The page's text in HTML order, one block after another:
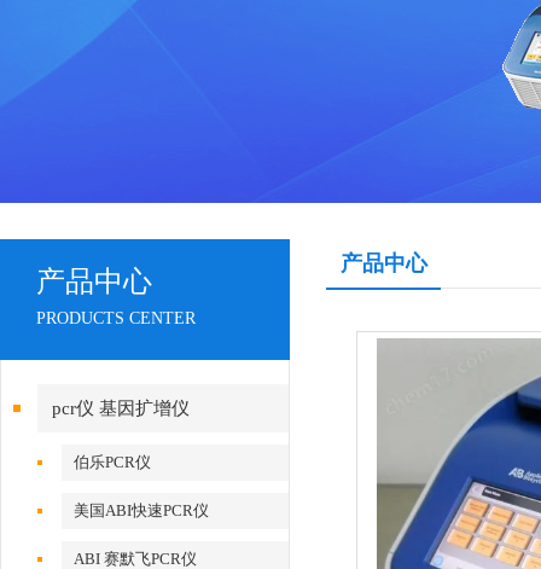
产品中心
PRODUCTS CENTER
pcr仪 基因扩增仪
伯乐PCR仪
美国ABI快速PCR仪
ABI 赛默飞PCR仪
产品中心